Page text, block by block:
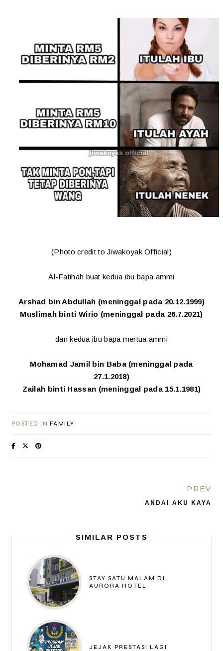
(Photo credit to Jiwakoyak Official)
Al-Fatihah buat kedua ibu bapa ammi
Arshad bin Abdullah (meninggal pada 20.12.1999)
Muslimah binti Wirio (meninggal pada 26.7.2021)
dan kedua ibu bapa mertua ammi
Mohamad Jamil bin Baba (meninggal pada
27.1.2018)
Zailah binti Hassan (meninggal pada 15.1.1981)
POSTED IN FAMILY
PREV
ANDAI AKU KAYA
SIMILAR POSTS
STAY SATU MALAM DI
AURORA HOTEL
JEJAK PRESTASI LAGI